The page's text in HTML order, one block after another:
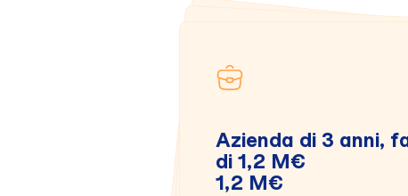
Azienda di 3 anni,
di 1,2 M€
1,2 M€
Indirizzo fisico
Rappresentante legale «pulito» su tutte le segnalazioni